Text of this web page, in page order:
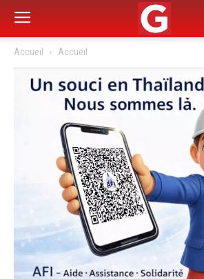
Accueil Accueil